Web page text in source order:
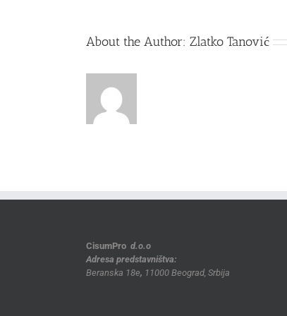
About the Author: Zlatko Tanović
CisumPro d.o.o
Adresa predstavništva:
Beranska 18e, 11000 Beograd, Srbija